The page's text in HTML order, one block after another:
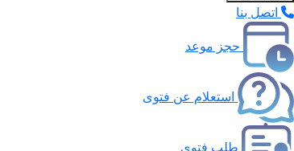
اتصل بنا
حجز موعد
استعلام عن فتوى
طلب فتوى